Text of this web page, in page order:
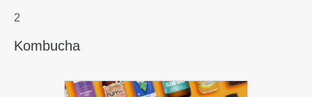
2
Kombucha